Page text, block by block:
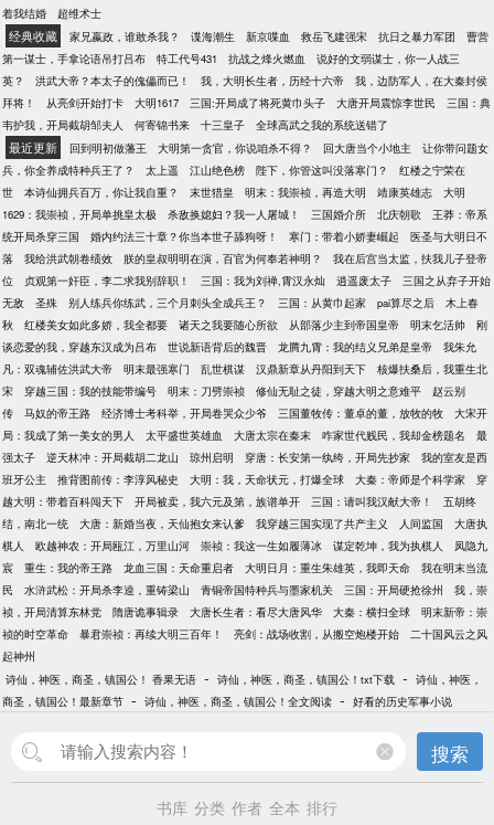
着我结婚
超维术士
经典收藏 家兄嬴政，谁敢杀我？ 谍海潮生 新京喋血 救岳飞建强宋 抗日之暴力军团
曹营
第一谋士，手拿论语吊打吕布
特工代号431 抗战之烽火燃血
说好的文弱谋士，你一人战三
英？
洪武大帝？本太子的傀儡而已！ 我，大明长生者，历经十六帝
我，边防军人，在大秦封侯
拜将！
从亮剑开始打卡 大明1617 三国:开局成了将死黄巾头子 大唐开局震惊李世民
三国：典
韦护我，开局截胡邹夫人
何寄锦书来 十三皇子 全球高武之我的系统送错了
最近更新 回到明初做藩王 大明第一贪官，你说咱杀不得？ 回大唐当个小地主
让你带问题女
兵，你全养成特种兵王了？
太上遥 江山绝色榜 陛下，你管这叫没落寒门？
红楼之宁荣在
世
本诗仙拥兵百万，你让我自重？ 末世猎皇 明末：我崇祯，再造大明 靖康英雄志
大明
1629：我崇祯，开局单挑皇太极
杀敌换媳妇？我一人屠城！ 三国婚介所 北庆朝歌
王莽：帝系
统开局杀穿三国
婚内约法三十章？你当本世子舔狗呀！ 寒门：带着小娇妻崛起
医圣与大明日不
落
我给洪武朝卷绩效 朕的皇叔明明在演，百官为何奉若神明？
我在后宫当太监，扶我儿子登帝
位
贞观第一奸臣，李二求我别辞职！ 三国：我为刘禅,霄汉永灿 逍遥废太子
三国之从弃子开始
无敌
圣殊 别人练兵你练武，三个月刺头全成兵王？ 三国：从黄巾起家 pai算尽之后
木上春
秋
红楼美女如此多娇，我全都要 诸天之我要随心所欲 从部落少主到帝国皇帝 明末乞活帅
刚
谈恋爱的我，穿越东汉成为吕布
世说新语背后的魏晋 龙腾九霄：我的结义兄弟是皇帝
我朱允
凡：双魂辅佐洪武大帝
明末最强寒门 乱世棋谋 汉鼎新章从丹阳到天下
核爆扶桑后，我重生北
宋
穿越三国：我的技能带编号 明末：刀劈崇祯 修仙无耻之徒，穿越大明之意难平
赵云别
传
马奴的帝王路 经济博士考科举，开局卷哭众少爷 三国董牧传：董卓的董，放牧的牧
大宋开
局：我成了第一美女的男人
太平盛世英雄血 大唐太宗在秦末 咋家世代贱民，我却金榜题名
最
强太子
逆天林冲：开局截胡二龙山 琼州启明 穿唐：长安第一纨绔，开局先抄家
我的室友是西
班牙公主
推背图前传：李淳风秘史 大明：我，天命状元，打爆全球 大秦：帝师是个科学家
穿
越大明：带着百科闯天下
开局被卖，我六元及第，族谱单开 三国：请叫我汉献大帝！
五胡终
结，南北一统
大唐：新婚当夜，天仙抱女来认爹 我穿越三国实现了共产主义 人间监国
大唐执
棋人
欧越神农：开局瓯江，万里山河 崇祯：我这一生如履薄冰 谋定乾坤，我为执棋人
凤隐九
宸
重生：我的帝王路 龙血三国：天命重启者 大明日月：重生朱雄英，我即天命
我在明末当流
民
水浒武松：开局杀李逵，重铸梁山 青铜帝国特种兵与墨家机关 三国：开局硬抢徐州
我，崇
祯，开局清算东林党
隋唐诡事辑录 大唐长生者：看尽大唐风华 大秦：横扫全球
明末新帝：崇
祯的时空革命
暴君崇祯：再续大明三百年！ 亮剑：战场收割，从搬空炮楼开始
二十国风云之风
起神州
诗仙，神医，商圣，镇国公！ 香果无语 - 诗仙，神医，商圣，镇国公！txt下载 - 诗仙，神医，
商圣，镇国公！最新章节 - 诗仙，神医，商圣，镇国公！全文阅读 - 好看的历史军事小说
搜索
书库 分类 作者 全本 排行